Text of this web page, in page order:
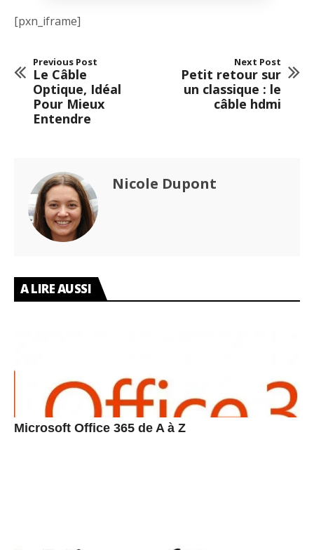
[pxn_iframe]
Previous Post
Le Câble
Optique, Idéal
Pour Mieux
Entendre
Next Post
Petit retour sur
un classique : le
câble hdmi
Nicole Dupont
A LIRE AUSSI
Microsoft Office 365 de A à Z